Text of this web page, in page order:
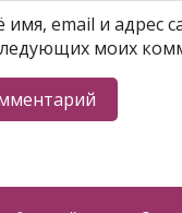
email и адрес
моих